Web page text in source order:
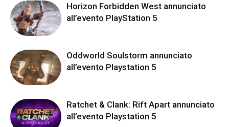
Horizon Forbidden West annunciato
all’evento PlayStation 5
Oddworld Soulstorm annunciato
all’evento Playstation 5
Ratchet & Clank: Rift Apart annunciato
all’evento Playstation 5